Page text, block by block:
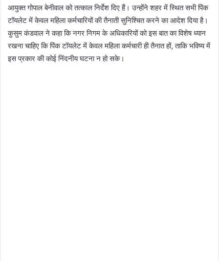
आयुक्त गोपाल बेनीवाल को तत्काल निर्देश दिए हैं। उन्होंने शहर में स्थित सभी पिंक
टॉयलेट में केवल महिला कर्मचारियों की तैनाती सुनिश्चित करने का आदेश दिया है।
कुसुम कंडवाल ने कहा कि नगर निगम के अधिकारियों को इस बात का विशेष ध्यान
रखना चाहिए कि पिंक टॉयलेट में केवल महिला कर्मचारी ही तैनात हों, ताकि भविष्य में
इस प्रकार की कोई निंदनीय घटना न हो सके।